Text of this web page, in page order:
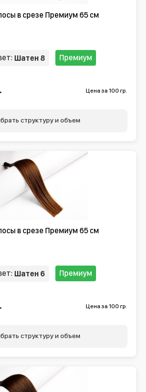
в срезе Премиум 65 см
Шатен 8 Премиум
Цена за 100 гр.
структуру и объем
в срезе Премиум 65 см
Шатен 6 Премиум
Цена за 100 гр.
структуру и объем